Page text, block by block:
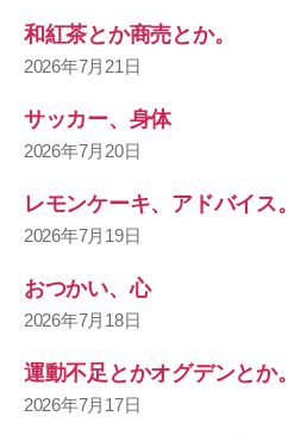
和紅茶とか商売とか。
2026年7月21日
サッカー、身体
2026年7月20日
レモンケーキ、アドバイス。
2026年7月19日
おつかい、心
2026年7月18日
運動不足とかオグデンとか。
2026年7月17日